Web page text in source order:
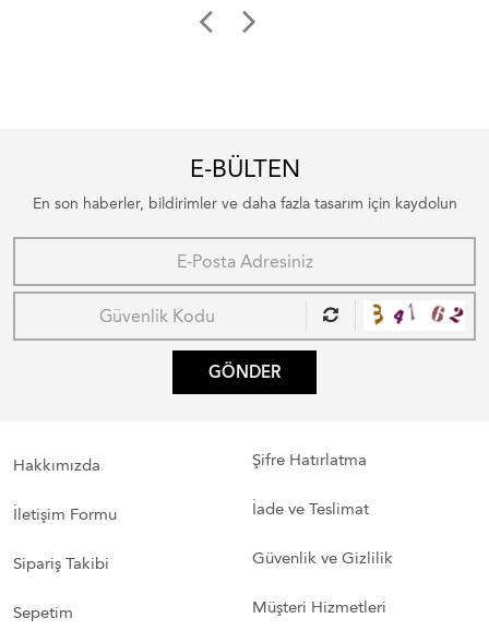
E-BÜLTEN
En son haberler, bildirimler ve daha fazla tasarım için kaydolun
GÖNDER
Hakkımızda
İletişim Formu
Sipariş Takibi
Sepetim
Şifre Hatırlatma
İade ve Teslimat
Güvenlik ve Gizlilik
Müşteri Hizmetleri